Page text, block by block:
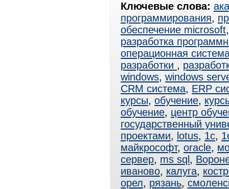
Ключевые слова:
программирования,
обеспечение microsoft
разработка
операционная
разработки ,
windows, windows
CRM система, ERP
курсы, обучение,
обучение, центр
государственный
проектами, lotus, 1с,
майкрософт, oracle,
сервер, ms sql ,
иваново, калуга,
орел, рязань,